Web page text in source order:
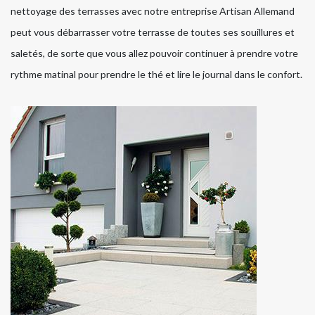
nettoyage des terrasses avec notre entreprise Artisan Allemand
peut vous débarrasser votre terrasse de toutes ses souillures et
saletés, de sorte que vous allez pouvoir continuer à prendre votre
rythme matinal pour prendre le thé et lire le journal dans le confort.